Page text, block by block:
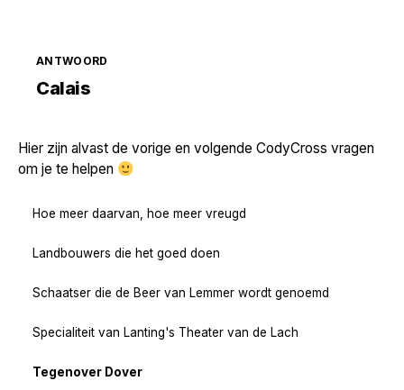
ANTWOORD
Calais
Hier zijn alvast de vorige en volgende CodyCross vragen
om je te helpen
Hoe meer daarvan, hoe meer vreugd
Landbouwers die het goed doen
Schaatser die de Beer van Lemmer wordt genoemd
Specialiteit van Lanting's Theater van de Lach
Tegenover Dover